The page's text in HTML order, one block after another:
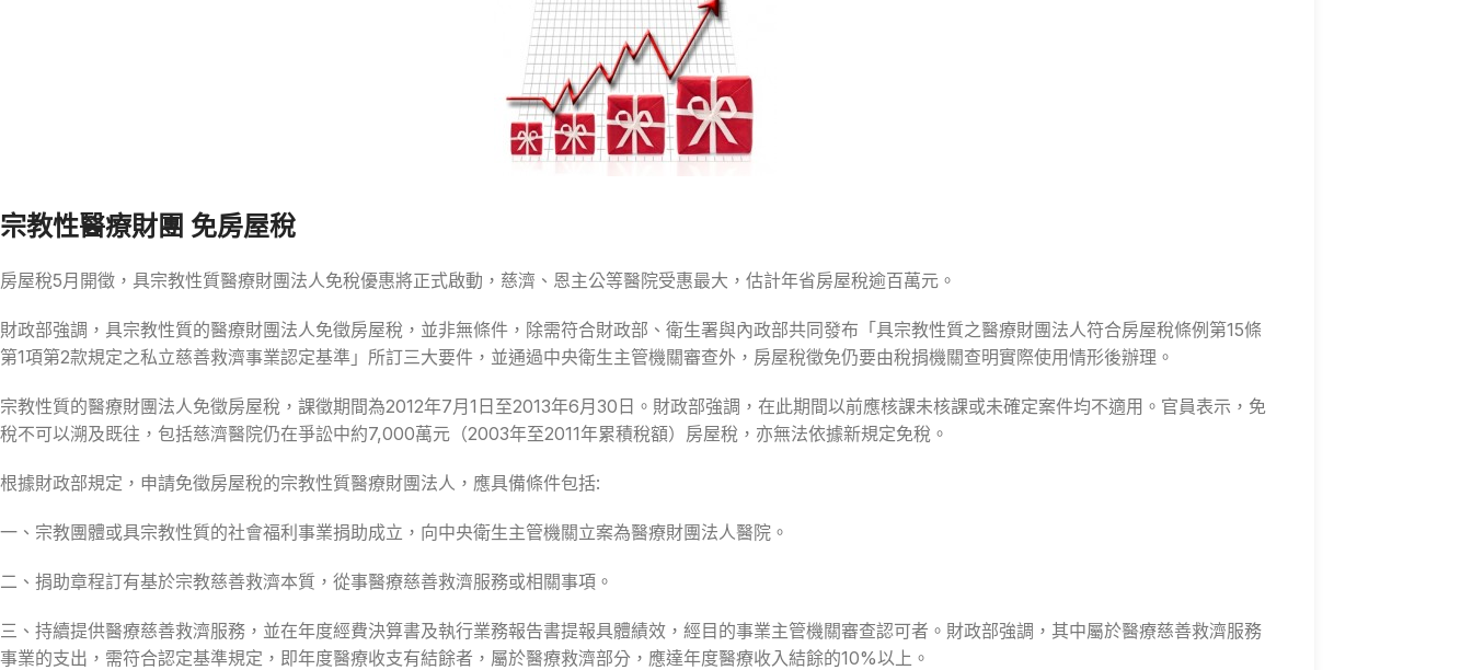
宗教性醫療財團 免房屋稅
房屋稅5月開徵，具宗教性質醫療財團法人免稅優惠將正式啟動，慈濟、恩主公等醫院受惠最大，估計年省房屋稅逾百萬元。
財政部強調，具宗教性質的醫療財團法人免徵房屋稅，並非無條件，除需符合財政部、衛生署與內政部共同發布「具宗教性質之醫療財團法人符合房屋稅條例第15條
第1項第2款規定之私立慈善救濟事業認定基準」所訂三大要件，並通過中央衛生主管機關審查外，房屋稅徵免仍要由稅捐機關查明實際使用情形後辦理。
宗教性質的醫療財團法人免徵房屋稅，課徵期間為2012年7月1日至2013年6月30日。財政部強調，在此期間以前應核課未核課或未確定案件均不適用。官員表示，免
稅不可以溯及既往，包括慈濟醫院仍在爭訟中約7,000萬元（2003年至2011年累積稅額）房屋稅，亦無法依據新規定免稅。
根據財政部規定，申請免徵房屋稅的宗教性質醫療財團法人，應具備條件包括:
一、宗教團體或具宗教性質的社會福利事業捐助成立，向中央衛生主管機關立案為醫療財團法人醫院。
二、捐助章程訂有基於宗教慈善救濟本質，從事醫療慈善救濟服務或相關事項。
三、持續提供醫療慈善救濟服務，並在年度經費決算書及執行業務報告書提報具體績效，經目的事業主管機關審查認可者。財政部強調，其中屬於醫療慈善救濟服務
事業的支出，需符合認定基準規定，即年度醫療收支有結餘者，屬於醫療救濟部分，應達年度醫療收入結餘的10%以上。